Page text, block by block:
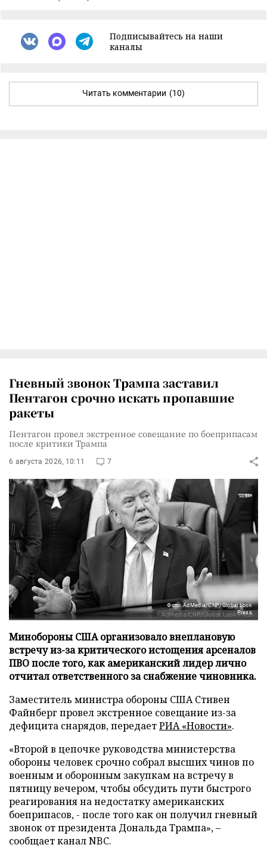
Подписывайтесь на наши
каналы
Читать комментарии (10)
Гневный звонок Трампа заставил
Пентагон срочно искать пропавшие
ракеты
Пентагон провел экстренное совещание по боеприпасам
после критики Трампа
6 августа 2026, 10:11 7
Фото: AdMedia/CNP/Global Look
Press
Минобороны США организовало внеплановую
встречу из-за критического истощения арсеналов
ПВО после того, как американский лидер лично
отчитал ответственного за снабжение чиновника.
Заместитель министра обороны США Стивен
Файнберг провел экстренное совещание из-за
дефицита снарядов, передаетРИА «Новости».
«Второй в цепочке руководства министерства
обороны человек срочно собрал высших чинов по
военным и оборонным закупкам на встречу в
пятницу вечером, чтобы обсудить пути быстрого
реагирования на недостатку американских
боеприпасов, - после того как он получил гневный
звонок от президента Дональда Трампа», –
сообщает канал NBC.